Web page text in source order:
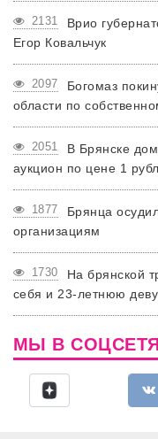
2131
Врио
Егор Ковальчук
2097
Богомаз
области по
2051
В Брянске
аукцион по цене 1
1877
Брянца
организациям
1730
На брянской
себя и 23-летнюю
МЫ В